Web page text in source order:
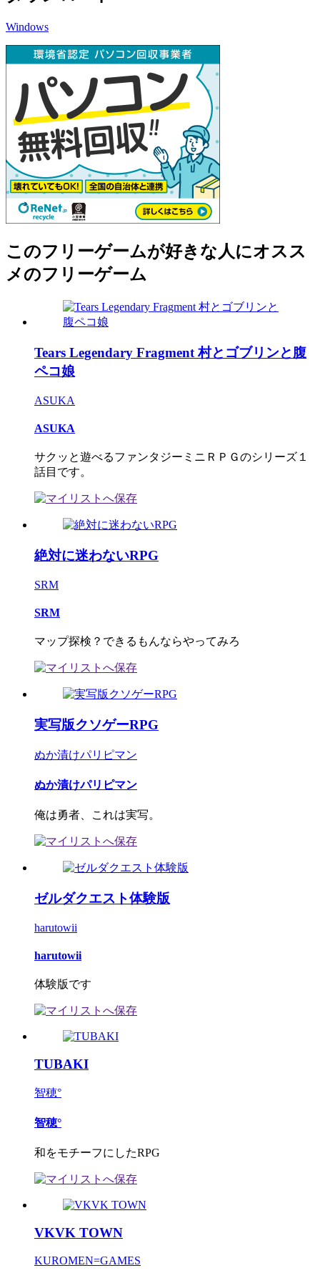
Windows
このフリーゲームが好きな人にオスス
メのフリーゲーム
Tears Legendary Fragment 村とゴブリンと腹
ペコ娘
ASUKA
ASUKA
サクッと遊べるファンタジーミニＲＰＧのシリーズ１
話目です。
絶対に迷わないRPG
SRM
SRM
マップ探検？できるもんならやってみろ
実写版クソゲーRPG
ぬか漬けパリピマン
ぬか漬けパリピマン
俺は勇者、これは実写。
ゼルダクエスト体験版
harutowii
harutowii
体験版です
TUBAKI
智穂°
智穂°
和をモチーフにしたRPG
VKVK TOWN
KUROMEN=GAMES